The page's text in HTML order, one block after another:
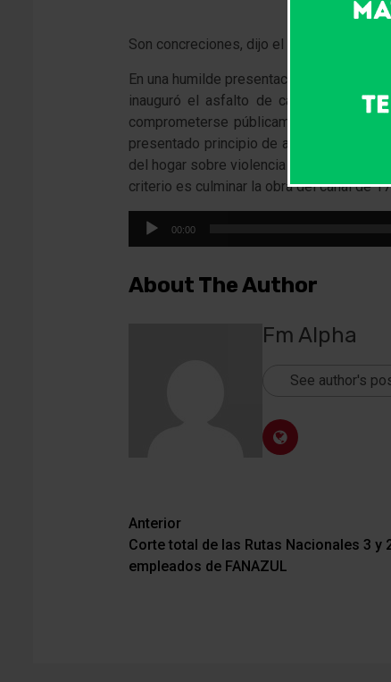
Son concreciones, dijo el intendente,
En una humilde presentación en
inauguró el asfalto de calle Belgrano
comprometerse públicamente de todas
presentado principio de año, el playón
del hogar sobre violencia de género, el
criterio es culminar la obra del canal de
Reproductor
00:00
About The Author
Fm Alpha
See author's
Navegación
de
Anterior
Corte total de las Rutas Nacionales 3 y
empleados de FANAZUL